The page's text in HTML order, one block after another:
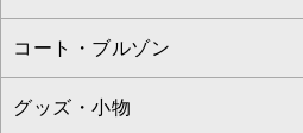
カーディガン
アンサンブルセット
チュニック
ジャンパースカート
クロップド・半端丈パンツ
ガウチョ・ワイドパンツ
ロング・マキシ丈スカート
ひざ丈スカート
すべてのジャケット・スーツ
テーラードジャケット
コート・ブルゾン
すべてのコート・ブルゾン
グッズ・小物